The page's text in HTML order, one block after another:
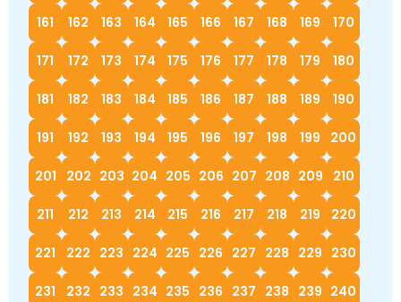
161 162 163 164 165 166 167 168 169 170
171 172 173 174 175 176 177 178 179 180
181 182 183 184 185 186 187 188 189 190
191 192 193 194 195 196 197 198 199 200
201 202 203 204 205 206 207 208 209 210
211 212 213 214 215 216 217 218 219 220
221 222 223 224 225 226 227 228 229 230
231 232 233 234 235 236 237 238 239 240